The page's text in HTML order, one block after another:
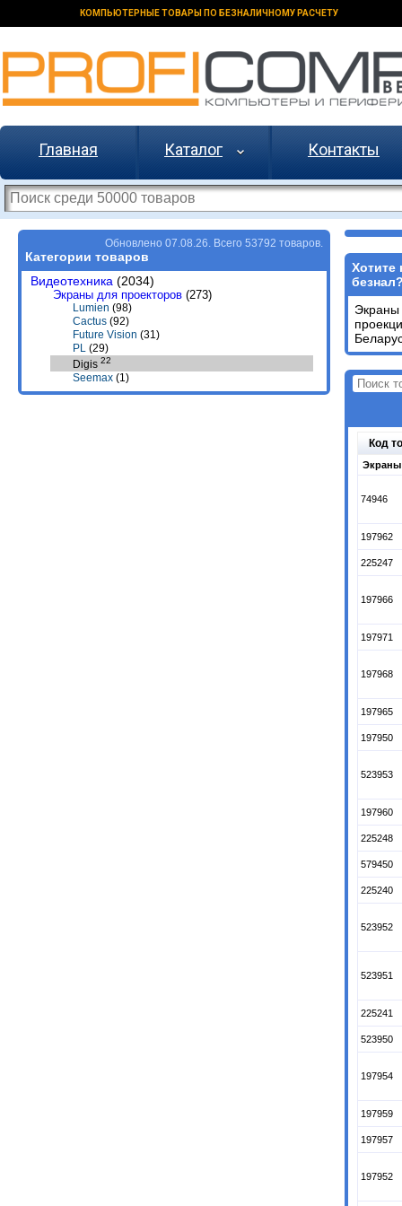
КОМПЬЮТЕРНЫЕ ТОВАРЫ ПО БЕЗНАЛИЧНОМУ РАСЧЕТУ
Главная Каталог Контакты
Обновлено 07.08.26. Всего 53792 товаров.
Категории товаров
Видеотехника (2034)
Экраны для проекторов (273)
Lumien (98)
Cactus (92)
Future Vision (31)
PL (29)
Digis 22
Seemax (1)
Хотите
Экраны
Код
Экраны
74946
197962
225247
197966
197971
197968
197965
197950
523953
197960
225248
579450
225240
523952
523951
225241
523950
197954
197959
197957
197952